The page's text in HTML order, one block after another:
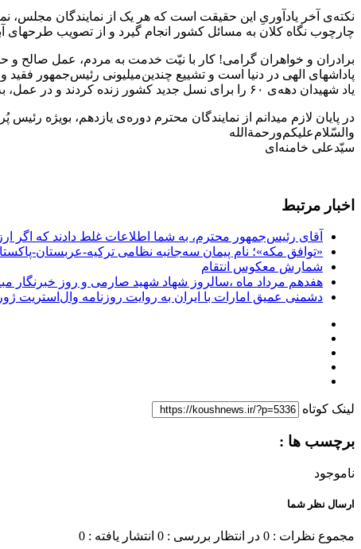
نکته‌ی آخر یادآوریِ این حقیقت است که هر یک از نمایندگان مجلس،
چارچوب نگاه کلان به مسائل کشور انجام گیرد و از تصویب
برادران و خواهران گرامی! کار با نیّت خدمت به مردم، عمل صالح
پاداشهای الهی در دنیا است و تشییع چندین‌میلیونی رئیس‌جمهور
یاد شهیدان دهه‌ی ۶۰ را برای نسل جدید کشور زنده کردند و در عمل، به هزاران دروغ و تهمت و شایعه پاسخ دادند. رحمت و درود خدا بر آنان!
در پایان لازم میدانم از نمایندگان محترم دوره‌ی یازدهم، بویژه
والسّلام‌علیکم‌ورحمةالله
سیّدعلی خامنه‌ای
اخبار مرتبط
آقای رئیس‌جمهور محترم، به شما اطلاعات غلط دادند که اگر
«توافق مکه»؛ نام پیمان سه‌جانبه نظامی ترکیه-عربستان-
شمارش معکوس انتقام
هفدهم مرداد ماه ،سالروز شهاد شهید صارمی و روز خبرنگار
دشمنی عمیق امارات با ایران به روایت روزنامه وال‌استریت
لینک کوتاه
برچسب ها :
ناموجود
ارسال نظر شما
مجموع نظرات : 0 در انتظار بررسی : 0 انتشار یافته : 0